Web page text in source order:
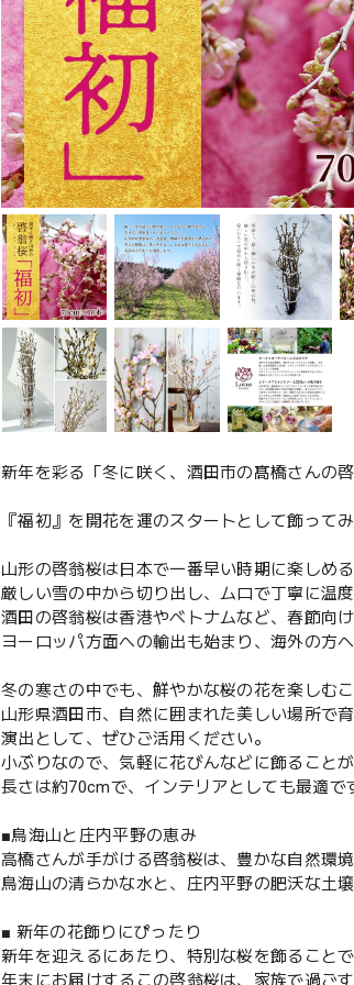
新年を彩る「冬に咲く、酒田市の髙橋さんの啓
『福初』を開花を運のスタートとして飾ってみ
山形の啓翁桜は日本で一番早い時期に楽しめる
厳しい雪の中から切り出し、ムロで丁寧に温
酒田の啓翁桜は香港やベトナムなど、春節向
ヨーロッパ方面への輸出も始まり、海外の方
冬の寒さの中でも、鮮やかな桜の花を楽しむ
山形県酒田市、自然に囲まれた美しい場所で
演出として、ぜひご活用ください。
小ぶりなので、気軽に花びんなどに飾ることが
長さは約70cmで、インテリアとしても最適で
■鳥海山と庄内平野の恵み
高橋さんが手がける啓翁桜は、豊かな自然環
鳥海山の清らかな水と、庄内平野の肥沃な土
■ 新年の花飾りにぴったり
新年を迎えるにあたり、特別な桜を飾ること
年末にお届けするこの啓翁桜は、家族で過ご